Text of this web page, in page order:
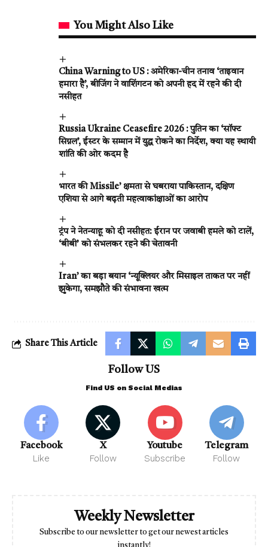
You Might Also Like
China Warning to US : अमेरिका-चीन तनाव ‘ताइवान
हमारा है’, बीजिंग ने वाशिंगटन को अपनी हद में रहने की दी
नसीहत
Russia Ukraine Ceasefire 2026 : पुतिन का ‘सॉफ्ट
सिग्नल’, ईस्टर के सम्मान में युद्ध रोकने का निर्देश, क्या यह स्थायी
शांति की ओर कदम है
भारत की Missile’ क्षमता से घबराया पाकिस्तान, दक्षिण
एशिया से आगे बढ़ती महत्वाकांक्षाओं का आरोप
ट्रंप ने नेतन्याहू को दी नसीहत: ईरान पर जवाबी हमले को टालें,
‘बीबी’ को संभलकर रहने की चेतावनी
Iran’ का बड़ा बयान ‘न्यूक्लियर और मिसाइल ताकत पर नहीं
झुकेगा, समझौते की संभावना खत्म
Share This Article
Follow US
Find US on Social Medias
Facebook
Like
X
Follow
Youtube
Subscribe
Telegram
Follow
Weekly Newsletter
Subscribe to our newsletter to get our newest articles